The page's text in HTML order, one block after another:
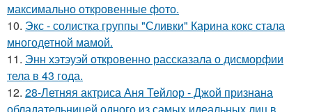
максимально откровенные фото.
10. Экс - солистка группы "Сливки" Карина кокс стала
многодетной мамой.
11. Энн хэтэуэй откровенно рассказала о дисморфии
тела в 43 года.
12. 28-Летняя актриса Аня Тейлор - Джой признана